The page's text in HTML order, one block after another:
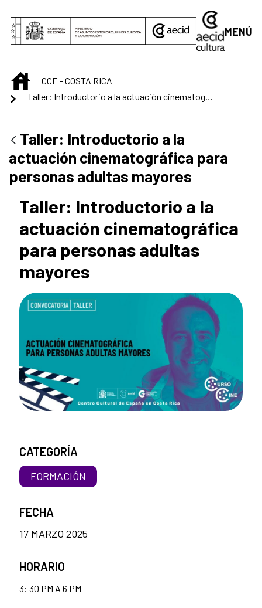
MENÚ
INICIO
CCE - COSTA RICA
Taller: Introductorio a la
actuación cinematográfica para
personas adultas mayores
Taller: Introductorio a la
actuación cinematográfica
para personas adultas
mayores
CATEGORÍA
FORMACIÓN
FECHA
17 MARZO 2025
HORARIO
3: 30 PM A 6 PM